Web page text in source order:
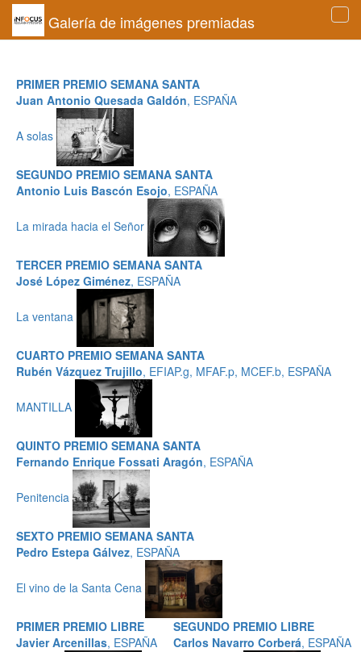
Galería de imágenes premiadas
PRIMER PREMIO SEMANA SANTA
Juan Antonio Quesada Galdón, ESPAÑA
A solas
SEGUNDO PREMIO SEMANA SANTA
Antonio Luis Bascón Esojo, ESPAÑA
La mirada hacia el Señor
TERCER PREMIO SEMANA SANTA
José López Giménez, ESPAÑA
La ventana
CUARTO PREMIO SEMANA SANTA
Rubén Vázquez Trujillo, EFIAP.g, MFAF.p, MCEF.b, ESPAÑA
MANTILLA
QUINTO PREMIO SEMANA SANTA
Fernando Enrique Fossati Aragón, ESPAÑA
Penitencia
SEXTO PREMIO SEMANA SANTA
Pedro Estepa Gálvez, ESPAÑA
El vino de la Santa Cena
PRIMER PREMIO LIBRE
Javier Arcenillas, ESPAÑA
SEGUNDO PREMIO LIBRE
Carlos Navarro Corberá, ESPAÑA